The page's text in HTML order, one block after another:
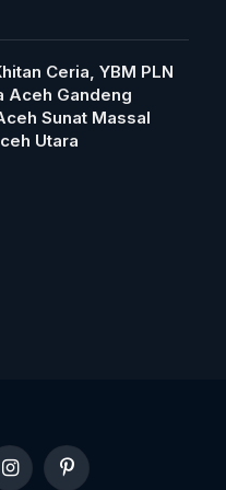
Ceria, YBM PLN
Aceh Gandeng
Sunat Massal
Utara
InstagramPinterest